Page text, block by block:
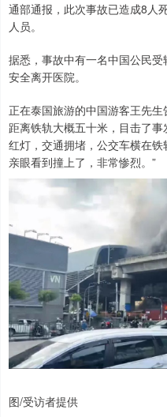
通部通报，此次事故已造成8人
人员。
据悉，事故中有一名中国公民
安全离开医院。
正在泰国旅游的中国游客王先
距离铁轨大概五十米，目击了
红灯，交通拥堵，公交车横在
亲眼看到撞上了，非常惨烈。”
图/受访者提供